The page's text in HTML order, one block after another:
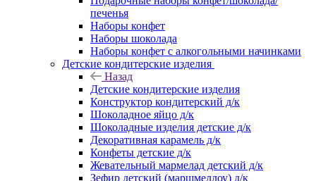
печенья
Наборы конфет
Наборы шоколада
Наборы конфет с алкогольными начинками
Детские кондитерские изделия
Назад
Детские кондитерские изделия
Конструктор кондитерский д/к
Шоколадное яйцо д/к
Шоколадные изделия детские д/к
Декоративная карамель д/к
Конфеты детские д/к
Жевательный мармелад детский д/к
Зефир детский (маршмеллоу) д/к